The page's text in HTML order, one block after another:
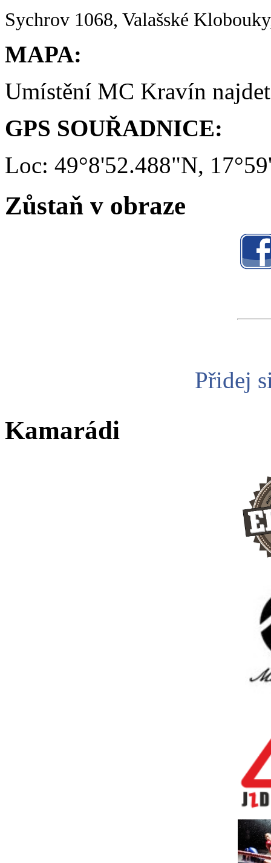
Sychrov 1068, Valašské
MAPA:
Umístění MC Kravín
GPS SOUŘADNICE:
Loc: 49°8'52.488"N,
Zůstaň v obraze
Přidej
Kamarádi